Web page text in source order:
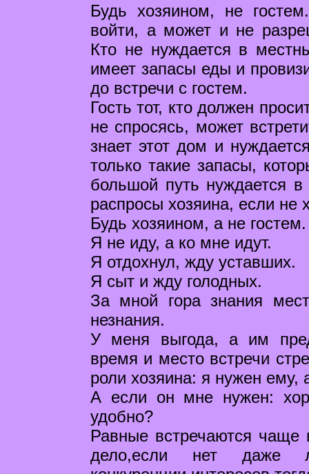
Будь хозяином, не
войти, а может и не
Кто не нуждается в
имеет запасы еды и
до встречи с гостем.
Гость тот, кто должен
не спросясь, может
знает этот дом и
только такие запасы,
большой путь нуждается
распросы хозяина, если не
Будь хозяином, а не гостем.
Я не иду, а ко мне идут.
Я отдохнул, жду уставших.
Я сыт и жду голодных.
За мной гора знания
незнания.
У меня выгода, а им
время и место встречи
роли хозяина: я нужен ему,
А если он мне нужен:
удобно?
Равные встречаются чаще
дело,если нет даже